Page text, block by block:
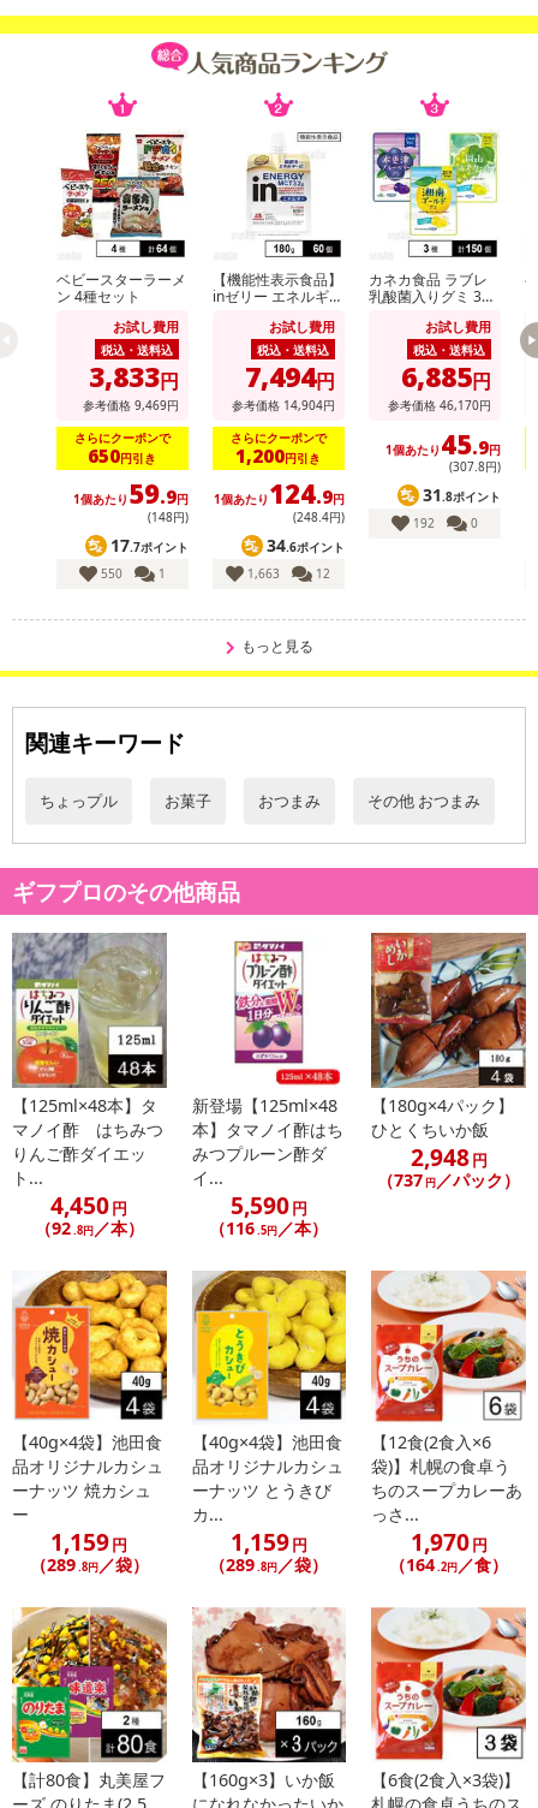
・アレルギー表示：小麦、大豆、カシューナッツ
・注意事項：本品は卵、乳、そば、落花生、かに、いか、くるみ、
ごま、カシューナッツを含む製品を製造した設備で生産していま
注意事項
【賞味・消費期限のある商品について】
商品到着時点でのお日持ち期間は、配送日数などにより異なります
のでご了承ください。
【キャンセルについて】
※お申込み後のキャンセルはお受けできません。
記載されている内容を必ずご確認いただき、お届けする商品セット
にご納得いただきましたうえでお申し込みください。
※パッケージ変更や商品リニューアル（成分など含む）等により、
参考の掲載画像や画像内のバーコードなど、お届け商品と多少異な
る場合がございます。
また、[新たな加工食品の原料原産地表示制度]の経過措置期間の終
了により、商品詳細内に記載の原産国・原材料の表記が旧表記の場
合がございます。
によるお申込み後のキャンセル・返品交換は対応いたしかねます。
※d払い、PayPay、au PAY、au PAY（auかんたん決済）、ソフトバ
Payでお支払いの場合、決済のため外部サイトへ遷移します。
さい。
【配送伝票番号について】
※配送形態がメール便の商品については、商品の発送完了後、配送
伝票番号がマイページに表示されない場合もございます。
【配送日時の指定について】
※配送日時の指定が可能な商品の場合、商品によってご指定できる
配送日、配送時間が異なる可能性がございます。
カート機能をご利用の場合は、配送日時指定をご利用いただけませ
ん。
発送日カレンダー
休業日
その他共通および商品カテゴリー別注意事項（※必ずご確認くだ
こちらの情報は2026年07月09日 時点での情報となります。
ベビースターラーメ
ン 4種セット
お試し費用
税込・送料込
3,833円
参考価格 9,469円
さらにクーポンで
650円引き
1個あたり 59.9円
(148円)
17.7ポイント
550
1
【機能性表示食品】
inゼリー エネルギー
お試し費用
税込・送料込
7,494円
参考価格 14,904円
さらにクーポンで
1,200円引き
1個あたり 124.9円
(248.4円)
34.6ポイント
1,663
12
カネカ食品 ラブレ
乳酸菌入りグミ 3種
お試し費用
税込・送料込
6,885円
参考価格 46,170円
1個あたり 45.9円
(307.8円)
31.8ポイント
192
0
もっと見る
関連キーワード
ちょっプル お菓子 おつまみ その他 おつまみ
ギフプロのその他商品
【125ml×48本】タ
マノイ酢 はちみつ
りんご酢ダイエッ
ト...
4,450円
（92 .8円／本）
新登場【125ml×48
本】タマノイ酢はち
みつプルーン酢ダ
イ...
5,590円
（116 .5円 ／本）
【180g×4パック】
ひとくちいか飯
2,948円
（737 円 ／パック）
【40g×4袋】池田食
品オリジナルカシュ
ーナッツ 焼カシュ
ー
1,159円
（289.8円／袋）
【40g×4袋】池田食
品オリジナルカシュ
ーナッツ とうきび
カ...
1,159円
（289.8円／袋）
【12食(2食入×6
袋)】札幌の食卓う
ちのスープカレーあ
っさ...
1,970円
（164.2円／食）
【計80食】丸美屋フ
【160g×3】いか飯
【6食(2食入×3袋)】